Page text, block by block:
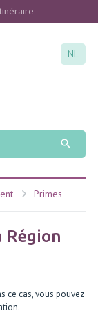
NL
Primes
Région
ce cas, vous pouvez